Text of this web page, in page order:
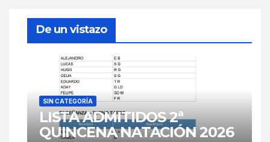
De un vistazo
SIN CATEGORÍA
LISTA ADMITIDOS 2ª
QUINCENA NATACIÓN 2026